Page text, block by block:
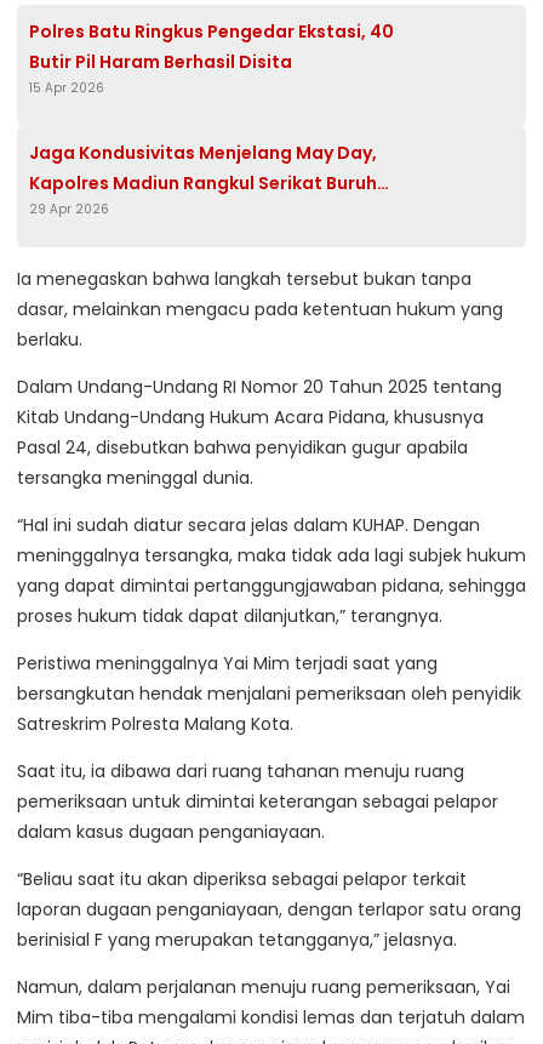
Polres Batu Ringkus Pengedar Ekstasi, 40
Butir Pil Haram Berhasil Disita
15 Apr 2026
Jaga Kondusivitas Menjelang May Day,
Kapolres Madiun Rangkul Serikat Buruh
Lewat Dialog Humanis
29 Apr 2026
Ia menegaskan bahwa langkah tersebut bukan tanpa
dasar, melainkan mengacu pada ketentuan hukum yang
berlaku.
Dalam Undang-Undang RI Nomor 20 Tahun 2025 tentang
Kitab Undang-Undang Hukum Acara Pidana, khususnya
Pasal 24, disebutkan bahwa penyidikan gugur apabila
tersangka meninggal dunia.
“Hal ini sudah diatur secara jelas dalam KUHAP. Dengan
meninggalnya tersangka, maka tidak ada lagi subjek hukum
yang dapat dimintai pertanggungjawaban pidana, sehingga
proses hukum tidak dapat dilanjutkan,” terangnya.
Peristiwa meninggalnya Yai Mim terjadi saat yang
bersangkutan hendak menjalani pemeriksaan oleh penyidik
Satreskrim Polresta Malang Kota.
Saat itu, ia dibawa dari ruang tahanan menuju ruang
pemeriksaan untuk dimintai keterangan sebagai pelapor
dalam kasus dugaan penganiayaan.
“Beliau saat itu akan diperiksa sebagai pelapor terkait
laporan dugaan penganiayaan, dengan terlapor satu orang
berinisial F yang merupakan tetangganya,” jelasnya.
Namun, dalam perjalanan menuju ruang pemeriksaan, Yai
Mim tiba-tiba mengalami kondisi lemas dan terjatuh dalam